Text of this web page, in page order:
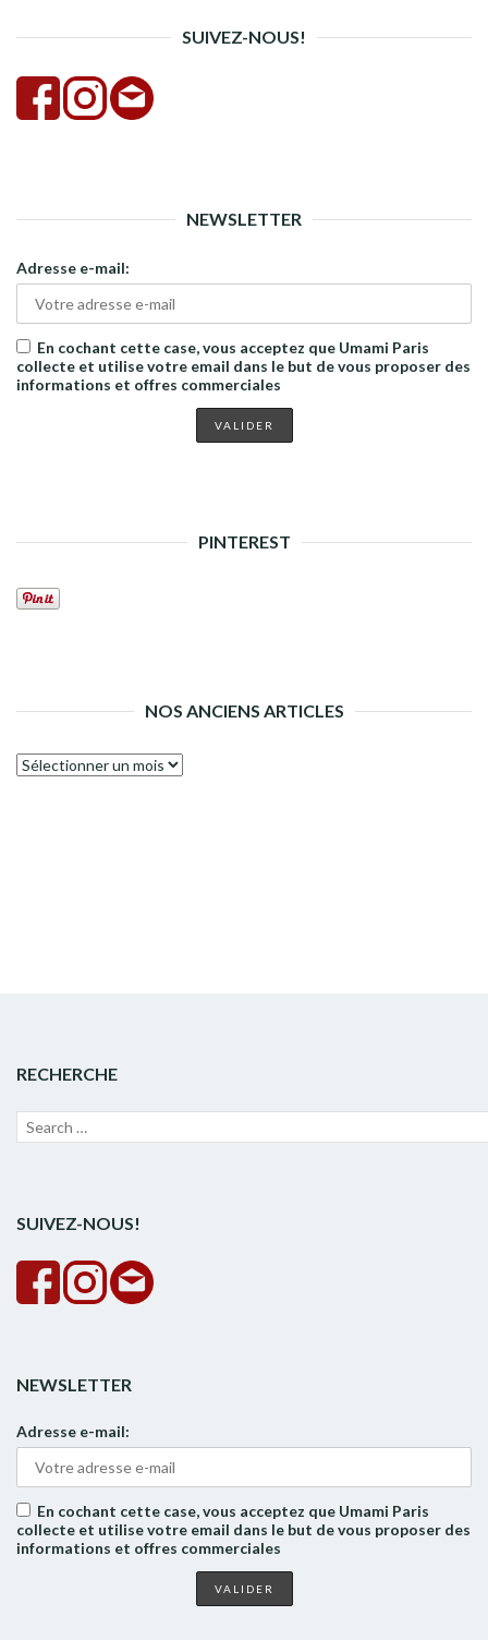
SUIVEZ-NOUS!
NEWSLETTER
Adresse e-mail:
En cochant cette case, vous acceptez que Umami Paris
collecte et utilise votre email dans le but de vous proposer des
informations et offres commerciales
PINTEREST
NOS ANCIENS ARTICLES
Nos
RECHERCHE
Recherche
SUIVEZ-NOUS!
NEWSLETTER
Adresse e-mail:
En cochant cette case, vous acceptez que Umami Paris
collecte et utilise votre email dans le but de vous proposer des
informations et offres commerciales